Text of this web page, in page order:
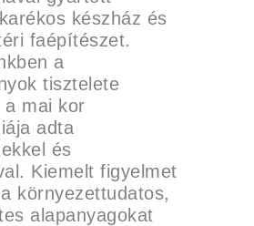
készház és
faépítészet.
a
tisztelete
a mai kor
adta
és
Kiemelt figyelmet
környezettudatos,
alapanyagokat